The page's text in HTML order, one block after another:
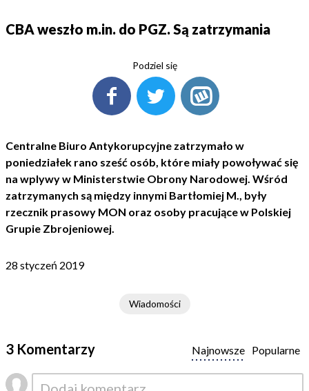
CBA weszło m.in. do PGZ. Są zatrzymania
Podziel się
Centralne Biuro Antykorupcyjne zatrzymało w
poniedziałek rano sześć osób, które miały powoływać się
na wplywy w Ministerstwie Obrony Narodowej. Wśród
zatrzymanych są między innymi Bartłomiej M., były
rzecznik prasowy MON oraz osoby pracujące w Polskiej
Grupie Zbrojeniowej.
28 styczeń 2019
Wiadomości
3 Komentarzy Popularne
Najnowsze